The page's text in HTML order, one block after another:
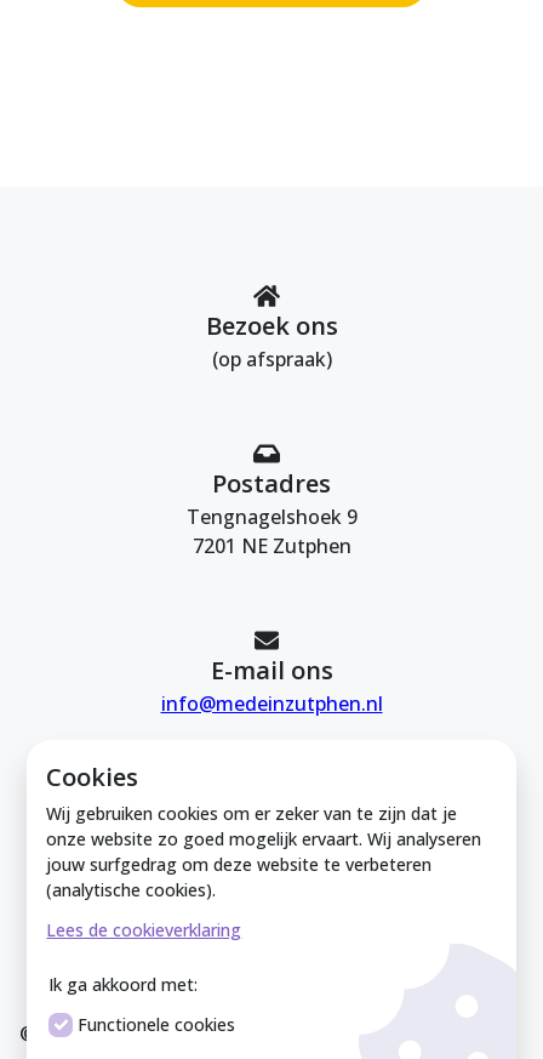
Cookies
Wij gebruiken cookies om er zeker van te zijn dat je
onze website zo goed mogelijk ervaart. Wij analyseren
jouw surfgedrag om deze website te verbeteren
(analytische cookies).
Lees de cookieverklaring
Ik ga akkoord met:
Functionele cookies
Bezoek ons
(op afspraak)
Postadres
Tengnagelshoek 9
7201 NE Zutphen
E-mail ons
info@medeinzutphen.nl
Mede in Zutphen is onderdeel van de
Zutphense Uitdaging. KVK Zutphense
Uitdaging: 08212926
© Mede In Zutphen 2025